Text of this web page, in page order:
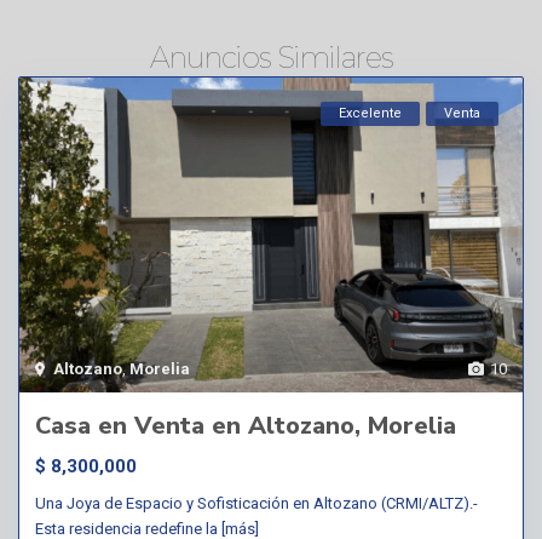
Anuncios Similares
10
Altozano,Morelia
Excelente Venta
Casa en Venta en Altozano, Morelia
$ 8,300,000
Una Joya de Espacio y Sofisticación en Altozano (CRMI/ALTZ).-
Esta residencia redefine la [más]